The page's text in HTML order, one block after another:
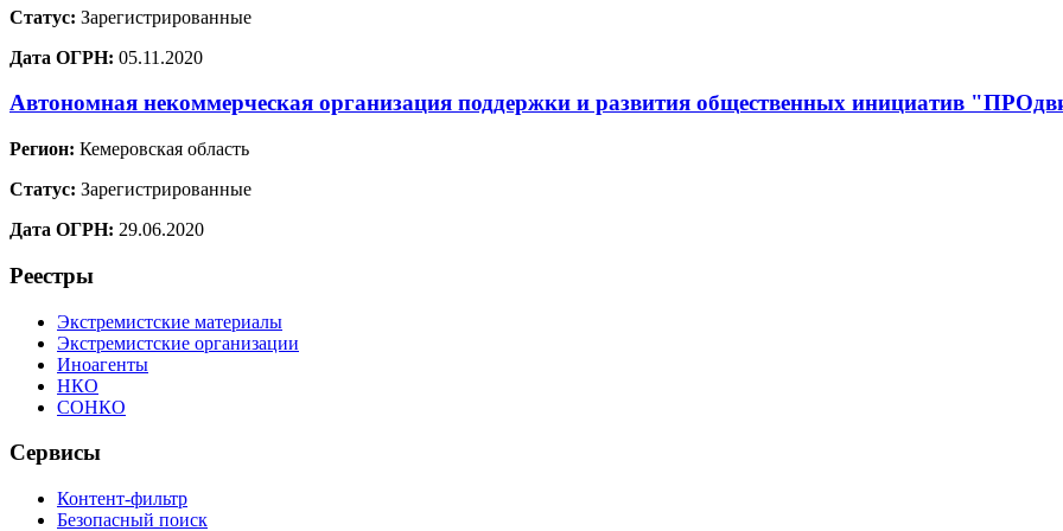
Статус: Зарегистрированные
Дата ОГРН: 05.11.2020
Автономная некоммерческая организация поддержки и развития общественных инициатив
Регион: Кемеровская область
Статус: Зарегистрированные
Дата ОГРН: 29.06.2020
Реестры
Экстремистские материалы
Экстремистские организации
Иноагенты
НКО
СОНКО
Сервисы
Контент-фильтр
Безопасный поиск